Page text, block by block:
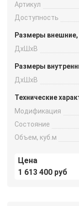
Артикул
Доступность
Размеры
ДxШxВ
Размеры
ДxШxВ
Технические
Модификация
Состояние
Объем, куб.м
Цена
1 613 400 руб